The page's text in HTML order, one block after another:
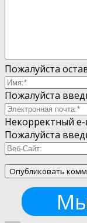
Пожалуйста
Пожалуйста
Некорректный e-
Пожалуйста